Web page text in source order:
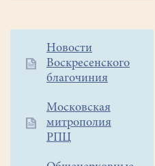
Дополнительное
меню
Новости
Воскресенского
благочиния
Московская
митрополия
РПЦ